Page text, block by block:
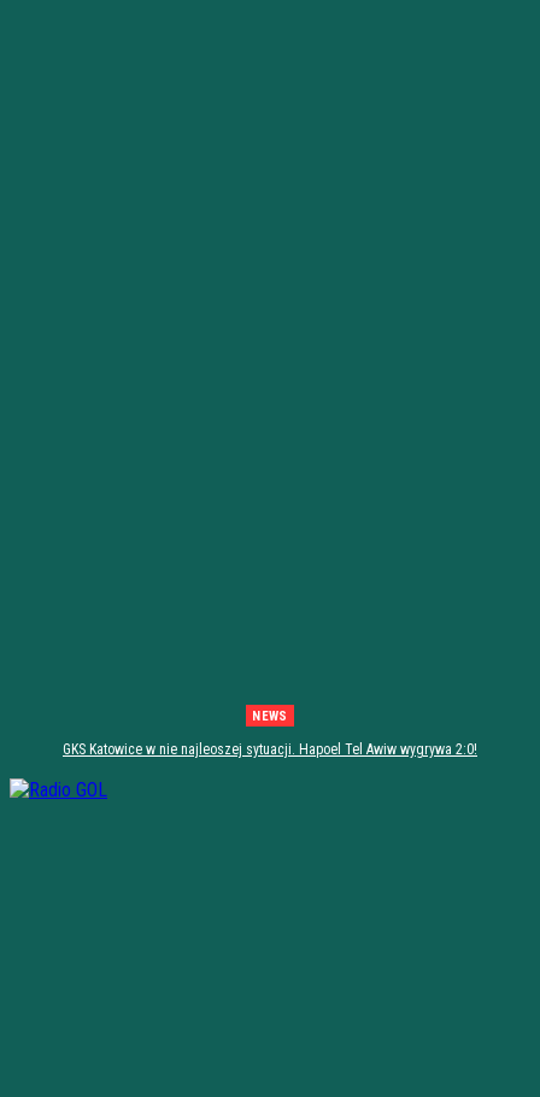
NEWS
GKS Katowice w nie najleoszej sytuacji. Hapoel Tel Awiw wygrywa 2:0!